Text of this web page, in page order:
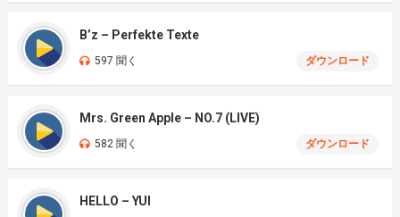
B’z – Perfekte Texte
597 聞く ダウンロード
Mrs. Green Apple – NO.7 (LIVE)
582 聞く ダウンロード
HELLO – YUI